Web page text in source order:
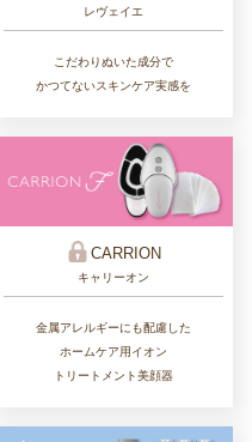
レヴェイエ
こだわりぬいた成分で
かつてないスキンケア実感を
CARRION
キャリーオン
金属アレルギーにも配慮した
ホームケア用イオン
トリートメント美顔器